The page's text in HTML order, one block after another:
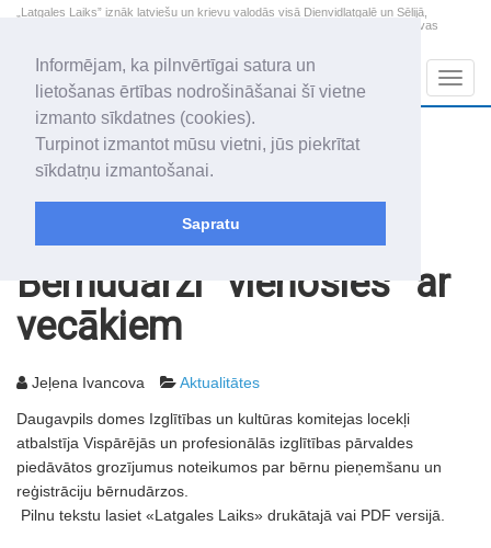
Informējam, ka pilnvērtīgai satura un
lietošanas ērtības nodrošināšanai šī vietne
izmanto sīkdatnes (cookies).
Turpinot izmantot mūsu vietni, jūs piekrītat
sīkdatņu izmantošanai.
Sapratu
„Latgales Laiks” iznāk latviešu un krievu valodās visā Dienvidlatgalē un Sēlijā,
„Latgales Laiks” latviešu valodā aptver Daugavpils valstspilsētu, Augšdaugavas
2026. gada 10. augusts
Pirmdiena
Audris, Brencis, Inuta
+18.3
Bērnudārzi “vienosies” ar
vecākiem
Jeļena Ivancova Aktualitātes
Daugavpils domes Izglītības un kultūras komitejas locekļi
atbalstīja Vispārējās un profesionālās izglītības pārvaldes
piedāvātos grozījumus noteikumos par bērnu pieņemšanu un
reģistrāciju bērnudārzos.
Pilnu tekstu lasiet «Latgales Laiks» drukātajā vai PDF versijā.